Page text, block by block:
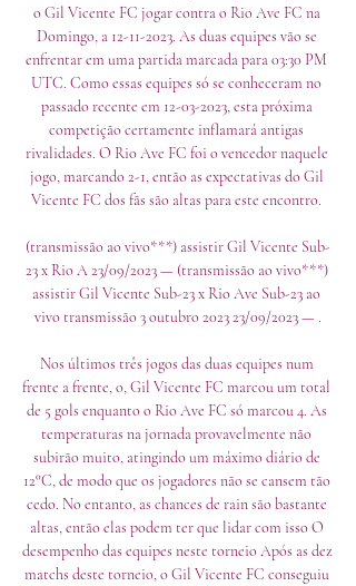
o Gil Vicente FC jogar contra o Rio Ave FC na
Domingo, a 12-11-2023. As duas equipes vão se
enfrentar em uma partida marcada para 03:30 PM
UTC. Como essas equipes só se conheceram no
passado recente em 12-03-2023, esta próxima
competição certamente inflamará antigas
rivalidades. O Rio Ave FC foi o vencedor naquele
jogo, marcando 2-1, então as expectativas do Gil
Vicente FC dos fãs são altas para este encontro.
(transmissão ao vivo***) assistir Gil Vicente Sub-
23 x Rio A 23/09/2023 — (transmissão ao vivo***)
assistir Gil Vicente Sub-23 x Rio Ave Sub-23 ao
vivo transmissão 3 outubro 2023 23/09/2023 — .
Nos últimos três jogos das duas equipes num
frente a frente, o, Gil Vicente FC marcou um total
de 5 gols enquanto o Rio Ave FC só marcou 4. As
temperaturas na jornada provavelmente não
subirão muito, atingindo um máximo diário de
12°C, de modo que os jogadores não se cansem tão
cedo. No entanto, as chances de rain são bastante
altas, então elas podem ter que lidar com isso O
desempenho das equipes neste torneio Após as dez
matchs deste torneio, o Gil Vicente FC conseguiu